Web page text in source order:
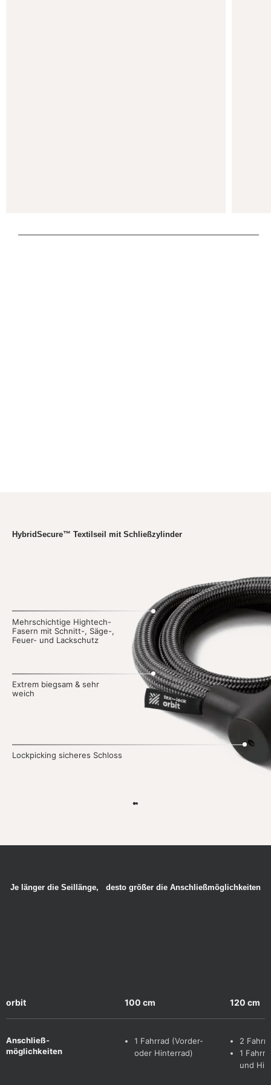
HybridSecure™ Textilseil mit Schließzylinder
Mehrschichtige Hightech-
Fasern mit Schnitt-, Säge-,
Feuer- und Lackschutz
Extrem biegsam & sehr
weich
Lockpicking sicheres Schloss
Je länger die Seillänge, desto größer die Anschließmöglichkeiten
orbit 100 cm 120 cm
Anschließ-
möglichkeiten
1 Fahrrad (Vorder-
oder Hinterrad)
2
1
und